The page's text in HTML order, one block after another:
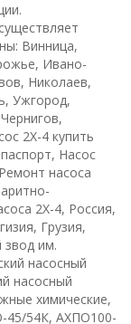
Винница,
Ивано-
Николаев,
Ужгород,
2Х-4 купить
Насос
насоса
2Х-4, Россия,
Грузия,
им.
насосный
насосный
химические,
45/54К, АХПО100-